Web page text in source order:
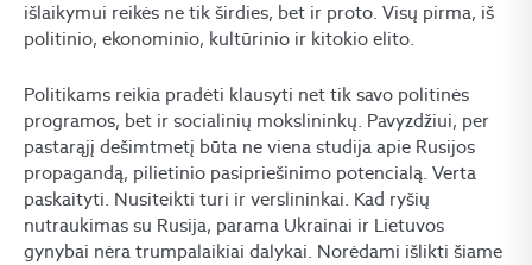
išlaikymui reikės ne tik širdies, bet ir proto. Visų pirma, iš
politinio, ekonominio, kultūrinio ir kitokio elito.
Politikams reikia pradėti klausyti net tik savo politinės
programos, bet ir socialinių mokslininkų. Pavyzdžiui, per
pastarąjį dešimtmetį būta ne viena studija apie Rusijos
propagandą, pilietinio pasipriešinimo potencialą. Verta
paskaityti. Nusiteikti turi ir verslininkai. Kad ryšių
nutraukimas su Rusija, parama Ukrainai ir Lietuvos
gynybai nėra trumpalaikiai dalykai. Norėdami išlikti šiame